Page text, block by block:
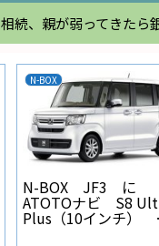
相続、親が弱ってきたら
N-BOX
N-BOX JF3 に
ATOTOナビ S8
Plus（10インチ）
取り付けた